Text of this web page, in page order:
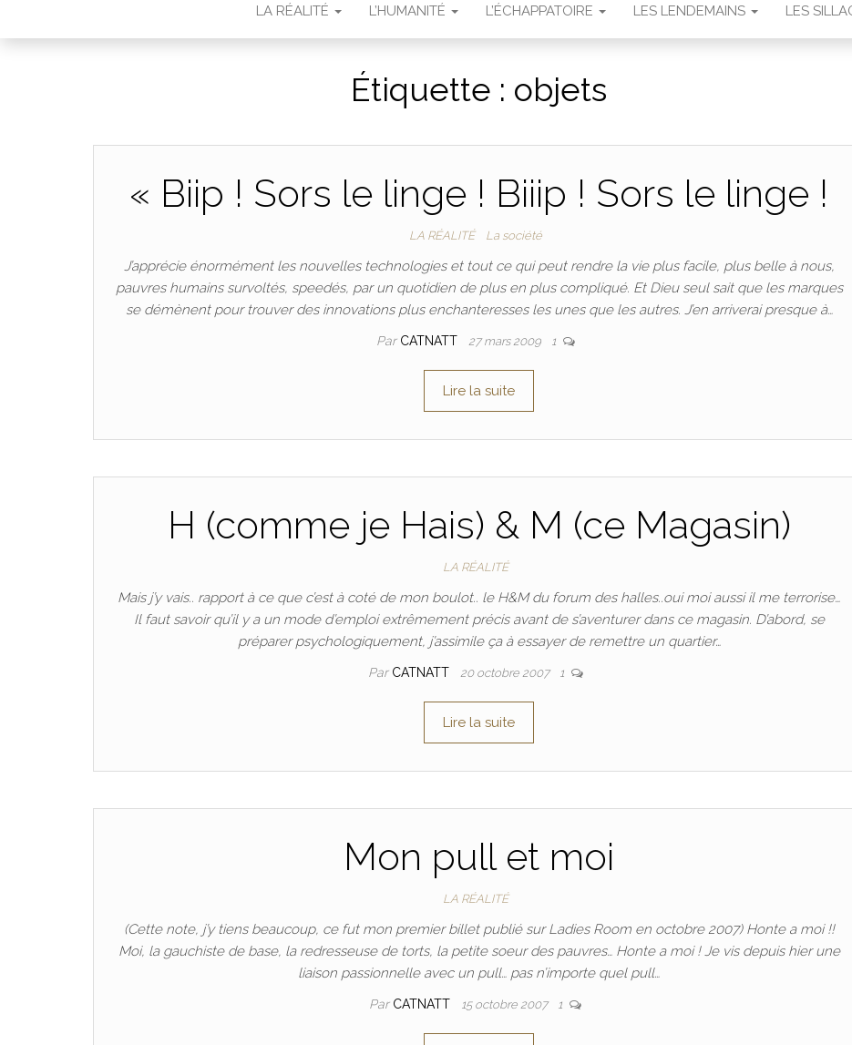
LA RÉALITÉ L’HUMANITÉ L’ÉCHAPPATOIRE LES LENDEMAINS LES
Étiquette : objets
« Biip ! Sors le linge ! Biiip ! Sors le linge !
LA RÉALITÉ La société
J’apprécie énormément les nouvelles technologies et tout ce qui peut rendre la vie plus facile, plus belle à nous,
pauvres humains survoltés, speedés, par un quotidien de plus en plus compliqué. Et Dieu seul sait que les marques
se démènent pour trouver des innovations plus enchanteresses les unes que les autres. J’en arriverai presque à…
Par CATNATT 27 mars 2009 1
Lire la suite
H (comme je Hais) & M (ce Magasin)
LA RÉALITÉ
Mais j’y vais.. rapport à ce que c’est à coté de mon boulot.. le H&M du forum des halles..oui moi aussi il me terrorise…
Il faut savoir qu’il y a un mode d’emploi extrêmement précis avant de s’aventurer dans ce magasin. D’abord, se
préparer psychologiquement, j’assimile ça à essayer de remettre un quartier…
Par CATNATT 20 octobre 2007 1
Lire la suite
Mon pull et moi
LA RÉALITÉ
(Cette note, j’y tiens beaucoup, ce fut mon premier billet publié sur Ladies Room en octobre 2007) Honte a moi !!
Moi, la gauchiste de base, la redresseuse de torts, la petite soeur des pauvres… Honte a moi ! Je vis depuis hier une
liaison passionnelle avec un pull… pas n’importe quel pull…
Par CATNATT 15 octobre 2007 1